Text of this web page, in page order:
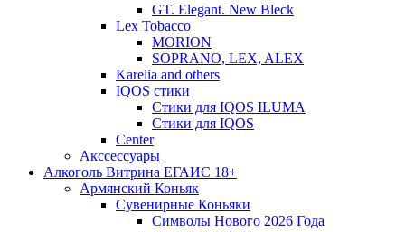
GT. Elegant. New Bleck
Lex Tobacco
MORION
SOPRANO, LEX, ALEX
Karelia and others
IQOS стики
Стики для IQOS ILUMA
Стики для IQOS
Сenter
Акссессуары
Алкоголь Витрина ЕГАИС 18+
Армянский Коньяк
Сувенирные Коньяки
Символы Нового 2026 Года